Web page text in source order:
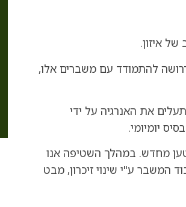
איזון.
להתמודד עם משברים אלו,
את האנרגיה על ידי
יומיומי.
מחדש. במהלך השטיפה אנו
המשבר ע"י שינוי זיכרון, מבט